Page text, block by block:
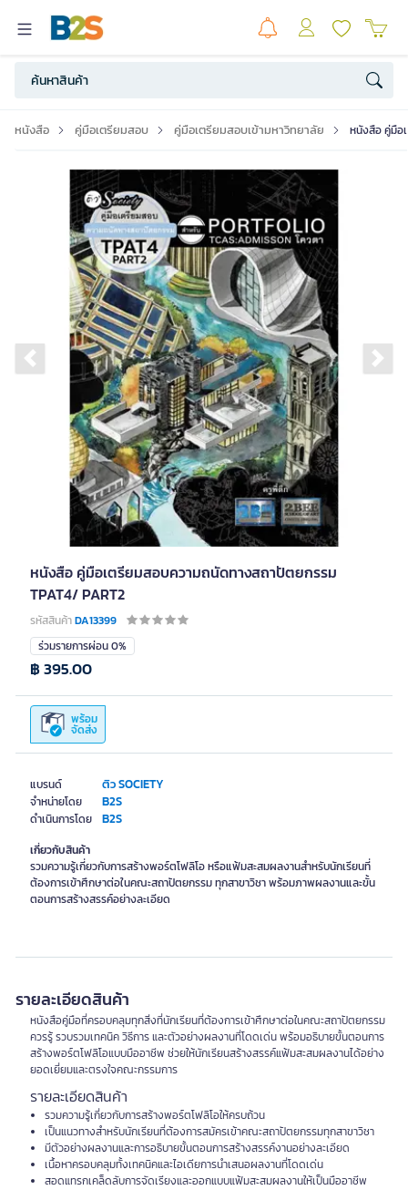
หนังสือ คู่มือเตรียมสอบ คู่มือเตรียมสอบเข้ามหาวิทยาลัย หนังสือ คู่มือ
Previous slide
หนังสือ คู่มือเตรียมสอบความถนัดทางสถาปัตยกรรม
TPAT4/ PART2
รหัสสินค้าDA13399
แบรนด์ ติว SOCIETY
จำหน่ายโดย B2S
ดำเนินการโดย B2S
ร่วมรายการผ่อน 0%
พร้อม
จัดส่ง
฿ 395.00
เกี่ยวกับสินค้า
รวมความรู้เกี่ยวกับการสร้างพอร์ตโฟลิโอ หรือแฟ้มสะสมผลงานสำหรับนักเรียนที่
ต้องการเข้าศึกษาต่อในคณะสถาปัตยกรรม ทุกสาขาวิชา พร้อมภาพผลงานและขั้น
ตอนการสร้างสรรค์อย่างละเอียด
รายละเอียดสินค้า
หนังสือคู่มือที่ครอบคลุมทุกสิ่งที่นักเรียนที่ต้องการเข้าศึกษาต่อในคณะสถาปัตยกรรม
ควรรู้ รวบรวมเทคนิค วิธีการ และตัวอย่างผลงานที่โดดเด่น พร้อมอธิบายขั้นตอนการ
สร้างพอร์ตโฟลิโอแบบมืออาชีพ ช่วยให้นักเรียนสร้างสรรค์แฟ้มสะสมผลงานได้อย่าง
ยอดเยี่ยมและตรงใจคณะกรรมการ
รายละเอียดสินค้า
รวมความรู้เกี่ยวกับการสร้างพอร์ตโฟลิโอให้ครบถ้วน
เป็นแนวทางสำหรับนักเรียนที่ต้องการสมัครเข้าคณะสถาปัตยกรรมทุกสาขาวิชา
มีตัวอย่างผลงานและการอธิบายขั้นตอนการสร้างสรรค์งานอย่างละเอียด
เนื้อหาครอบคลุมทั้งเทคนิคและไอเดียการนำเสนอผลงานที่โดดเด่น
สอดแทรกเคล็ดลับการจัดเรียงและออกแบบแฟ้มสะสมผลงานให้เป็นมืออาชีพ